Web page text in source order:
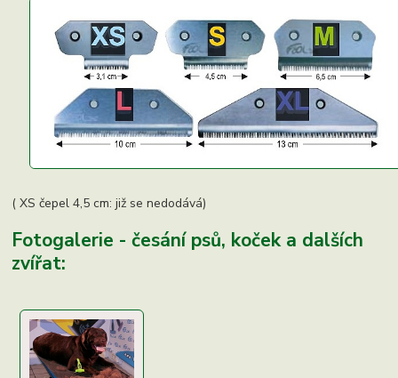
( XS čepel 4,5 cm: již se nedodává)
Fotogalerie - česání psů, koček a dalších
zvířat: